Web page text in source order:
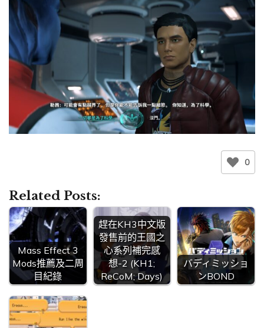
0
Related Posts:
Mass Effect 3
Mods推薦及二周
目紀錄
趕在KH3中文版
發售前的王國之
心系列補完感
想-2 (KH1;
ReCoM; Days)
バディミッショ
ンBOND